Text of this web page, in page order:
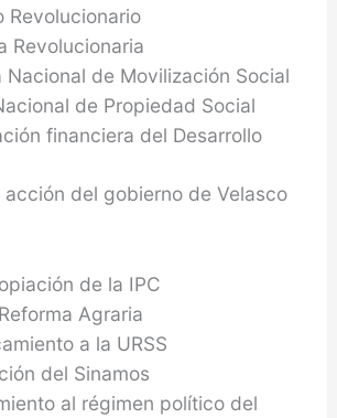
Revolucionario
Revolucionaria
Nacional de Movilización Social
de Propiedad Social
financiera del Desarrollo
del gobierno de Velasco
de la IPC
Agraria
a la URSS
del Sinamos
al régimen político del